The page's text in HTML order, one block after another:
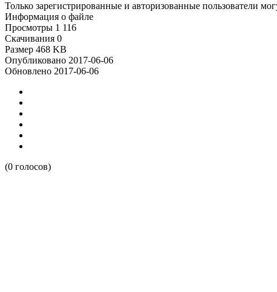
Только зарегистрированные и авторизованные пользователи
Информация о файле
Просмотры 1 116
Скачивания 0
Размер 468 KB
Опубликовано 2017-06-06
Обновлено 2017-06-06
(0 голосов)